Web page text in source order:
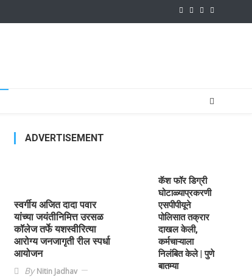
ADVERTISEMENT
स्वर्गीय अजित दादा पवार
यांच्या जयंतीनिमित्त उरसळ
कॉलेज तर्फे यशस्वीरित्या
आरोग्य जनजागृती रील स्पर्धा
आयोजन
ByNitin Jadhav
कॅश फॉर डिग्री
घोटाळ्याप्रकरणी
एसपीपीयूने
पोलिसात तक्रार
दाखल केली,
कर्मचाऱ्याला
निलंबित केले | पुणे
बातम्या